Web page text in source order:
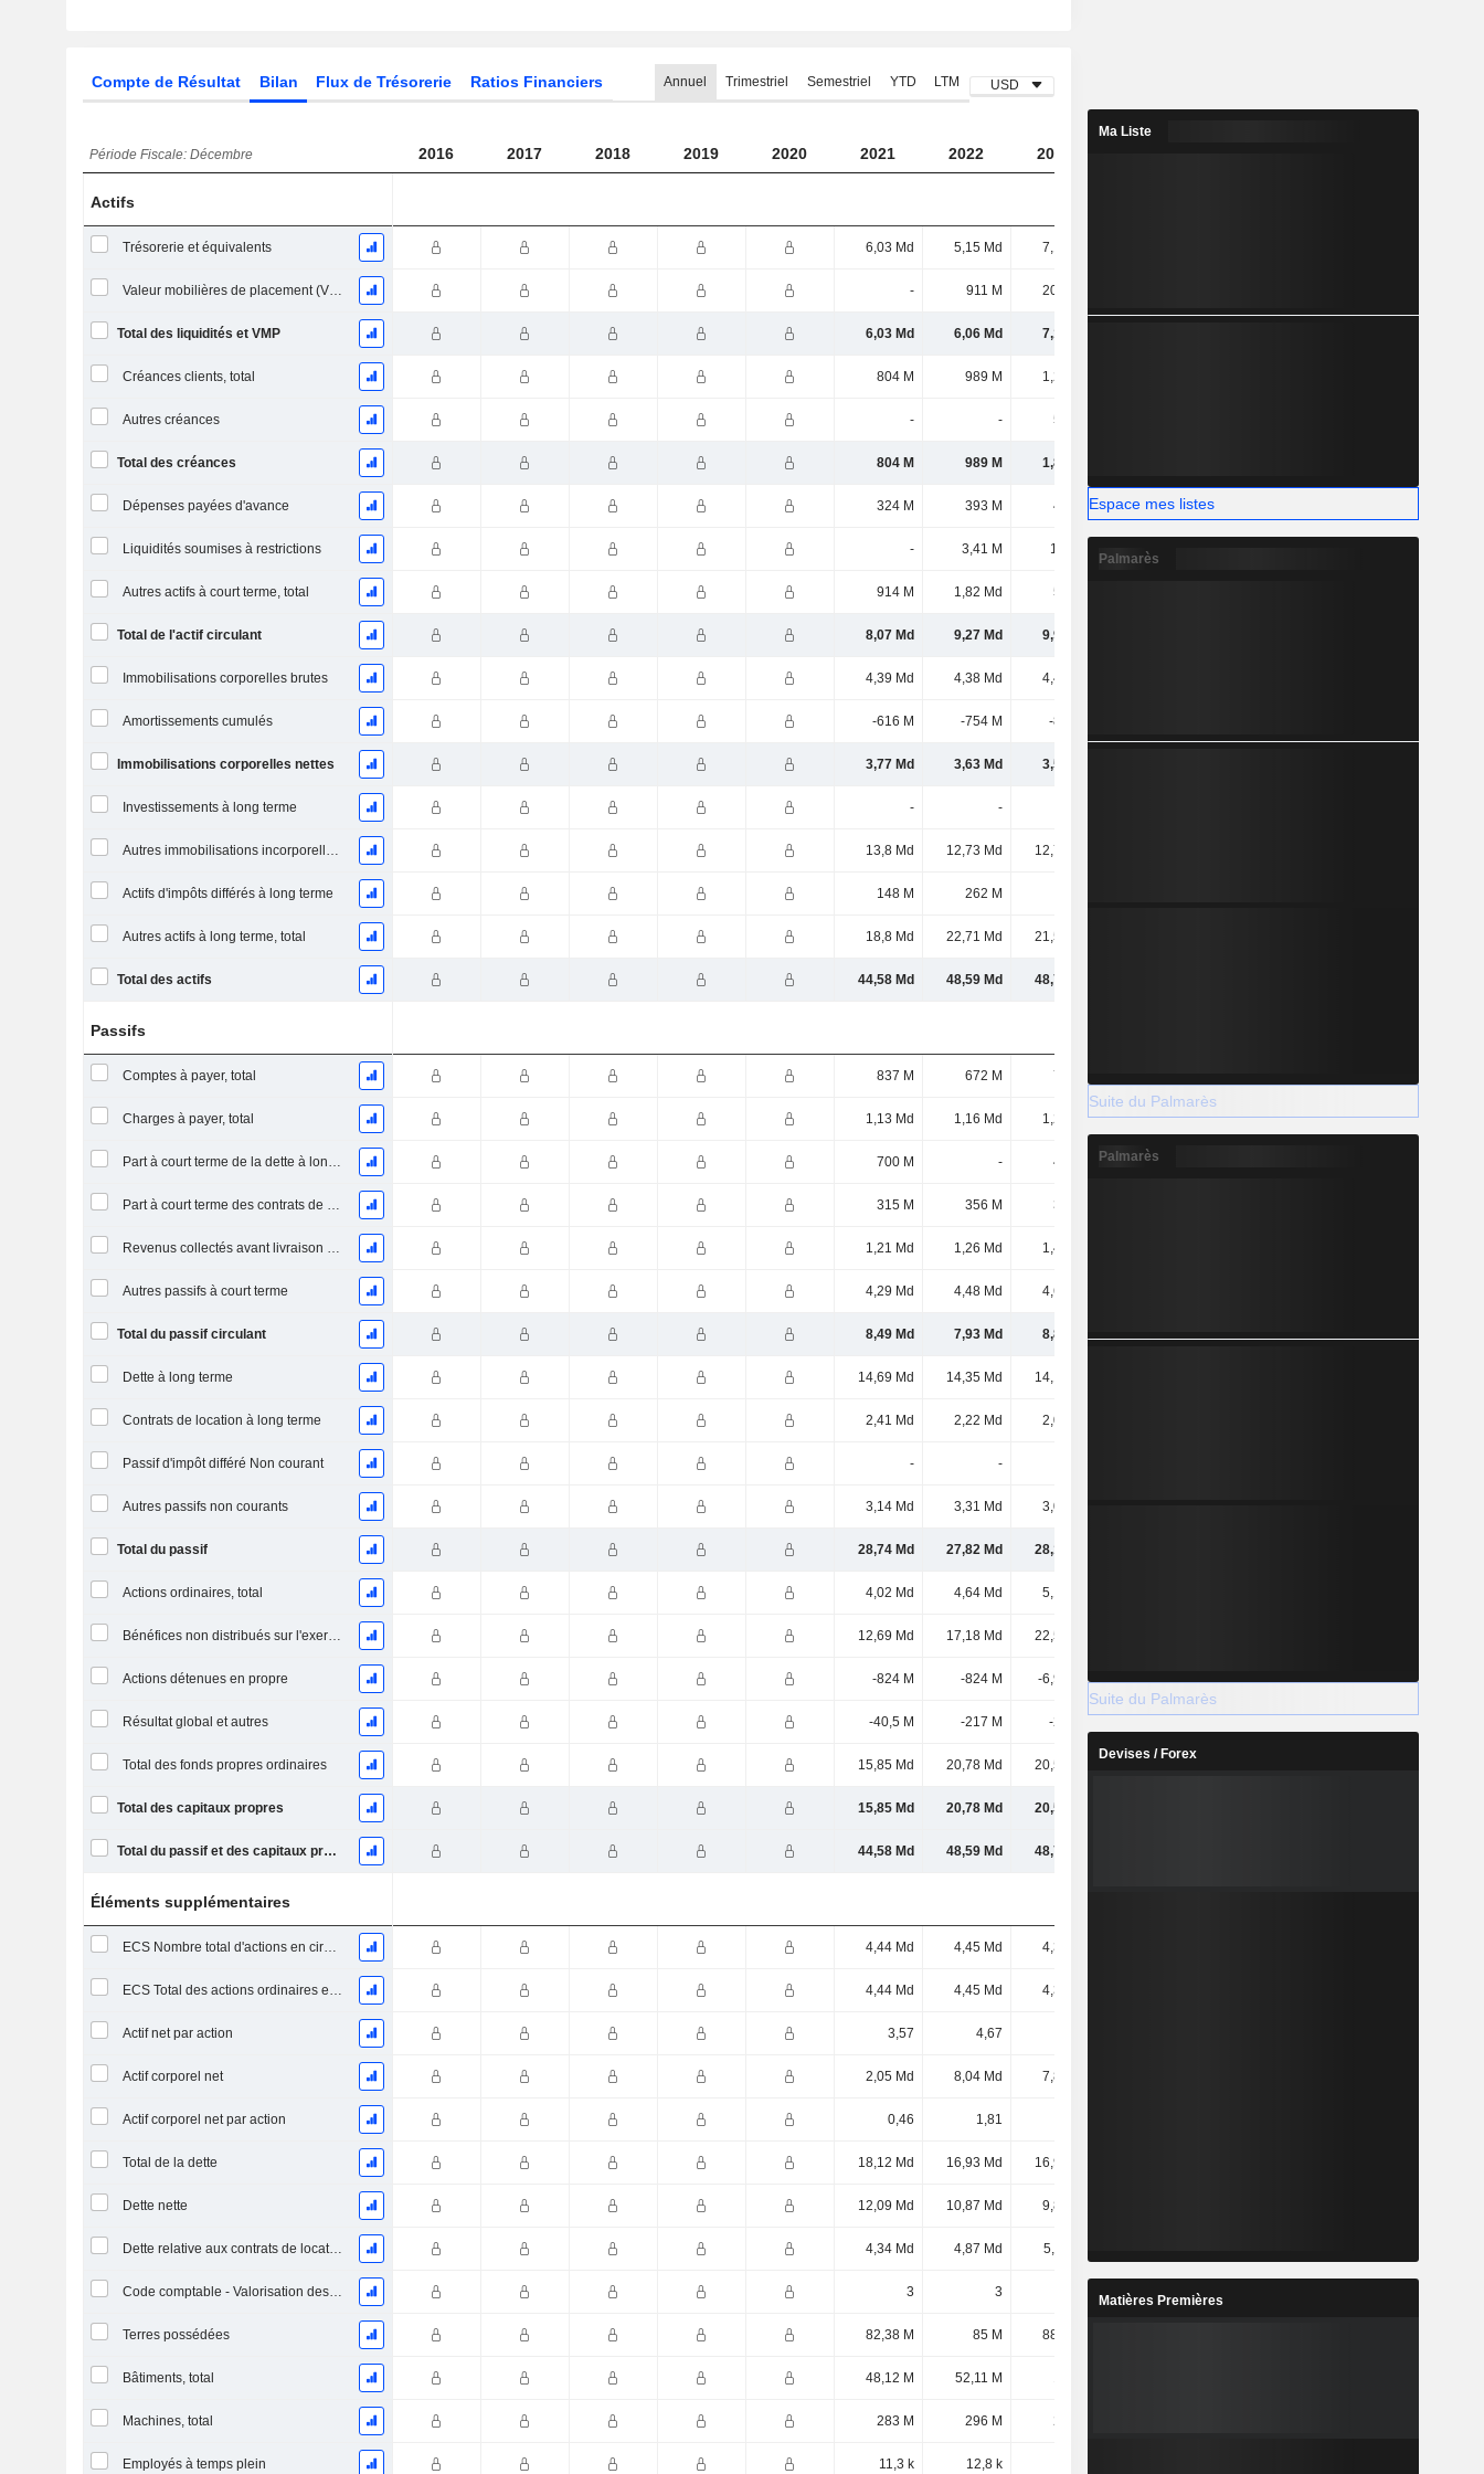
Compte de Résultat Bilan Flux de Trésorerie Ratios Financiers Annuel Trimestriel Semestriel YTD LTM USD
Période Fiscale: Décembre 2016 2017 2018 2019 2020 2021 2022 2023
Actifs
Trésorerie et équivalents 6,03 Md 5,15 Md 7,12 Md
Valeur mobilières de placement (VMP) à court terme - 911 M 20,97 M
Total des liquidités et VMP 6,03 Md 6,06 Md 7,14 Md
Créances clients, total 804 M 989 M 1,29 Md
Autres créances - - 555 M
Total des créances 804 M 989 M 1,84 Md
Dépenses payées d'avance 324 M 393 M 409 M 432 M
Liquidités soumises à restrictions - 3,41 M 1,47 M
Autres actifs à court terme, total 914 M 1,82 Md 528 M
Total de l'actif circulant 8,07 Md 9,27 Md 9,92 Md
Immobilisations corporelles brutes 4,39 Md 4,38 Md 4,42 Md
Amortissements cumulés -616 M -754 M -855 M
Immobilisations corporelles nettes 3,77 Md 3,63 Md 3,57 Md
Investissements à long terme - -
Autres immobilisations incorporelles, total 13,8 Md 12,73 Md 12,72 Md
Actifs d'impôts différés à long terme 148 M 262 M
Autres actifs à long terme, total 18,8 Md 22,71 Md 21,52 Md
Total des actifs 44,58 Md 48,59 Md 48,73 Md
Passifs
Comptes à payer, total 837 M 672 M 747 M
Charges à payer, total 1,13 Md 1,16 Md 1,28 Md 1,41 Md 2,32 Md
Part à court terme de la dette à long terme 700 M - 400 M 1,78 Md
Part à court terme des contrats de location 315 M 356 M 383 M
Revenus collectés avant livraison du produit/service 1,21 Md 1,26 Md 1,44 Md
Autres passifs à court terme 4,29 Md 4,48 Md 4,61 Md
Total du passif circulant 8,49 Md 7,93 Md 8,86 Md
Dette à long terme 14,69 Md 14,35 Md 14,14 Md
Contrats de location à long terme 2,41 Md 2,22 Md 2,05 Md
Passif d'impôt différé Non courant - -
Autres passifs non courants 3,14 Md 3,31 Md 3,09 Md
Total du passif 28,74 Md 27,82 Md 28,14 Md
Actions ordinaires, total 4,02 Md 4,64 Md 5,15 Md
Bénéfices non distribués sur l'exercice 12,69 Md 17,18 Md 22,59 Md
Actions détenues en propre -824 M -824 M -6,92 Md -13,17 Md -22,37 Md
Résultat global et autres -40,5 M -217 M -224 M
Total des fonds propres ordinaires 15,85 Md 20,78 Md 20,59 Md
Total des capitaux propres 15,85 Md 20,78 Md 20,59 Md
Total du passif et des capitaux propres 44,58 Md 48,59 Md 48,73 Md
Éléments supplémentaires
ECS Nombre total d'actions en circulation à la date de dépôt 4,44 Md 4,45 Md 4,33 Md
ECS Total des actions ordinaires en circulation 4,44 Md 4,45 Md 4,33 Md
Actif net par action 3,57 4,67
Actif corporel net 2,05 Md 8,04 Md 7,87 Md
Actif corporel net par action 0,46 1,81
Total de la dette 18,12 Md 16,93 Md 16,97 Md
Dette nette 12,09 Md 10,87 Md 9,84 Md
Dette relative aux contrats de location 4,34 Md 4,87 Md 5,11 Md
Code comptable - Valorisation des stocks 3 3
Terres possédées 82,38 M 85 M 88,43 M
Bâtiments, total 48,12 M 52,11 M
Machines, total 283 M 296 M 254 M
Employés à temps plein 11,3 k 12,8 k
Ma Liste
Espace mes listes
Palmarès
Suite du Palmarès
Palmarès
Suite du Palmarès
Devises / Forex
Matières Premières